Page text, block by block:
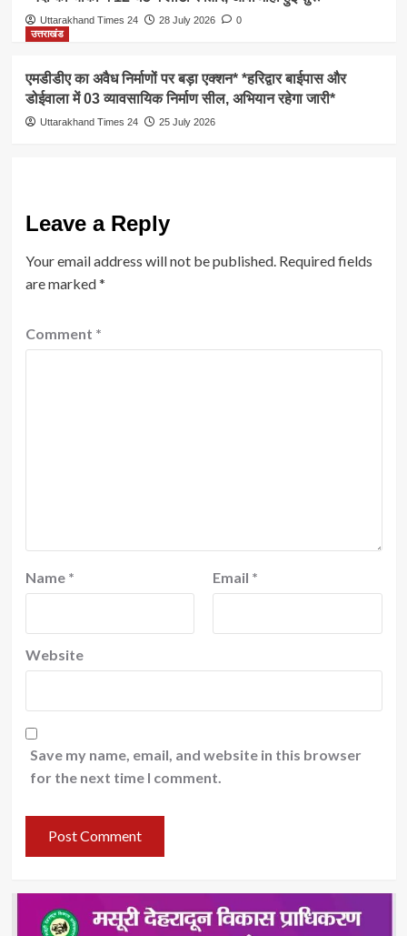
Uttarakhand Times 24 28 July 2026
0
उत्तराखंड
एमडीडीए का अवैध निर्माणों पर बड़ा एक्शन* *हरिद्वार बाईपास और
डोईवाला में 03 व्यावसायिक निर्माण सील, अभियान रहेगा जारी*
Uttarakhand Times 24 25 July 2026
Leave a Reply
Your email address will not be published. Required fields
are marked*
Comment *
Name * Email *
Website
Save my name, email, and website in this browser
for the next time I comment.